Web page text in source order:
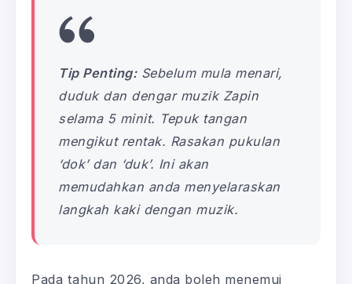
Tip Penting:Sebelum mula menari,
duduk dan dengar muzik Zapin
selama 5 minit. Tepuk tangan
mengikut rentak. Rasakan pukulan
‘dok’ dan ‘duk’. Ini akan
memudahkan anda menyelaraskan
langkah kaki dengan muzik.
Pada tahun 2026, anda boleh menemui